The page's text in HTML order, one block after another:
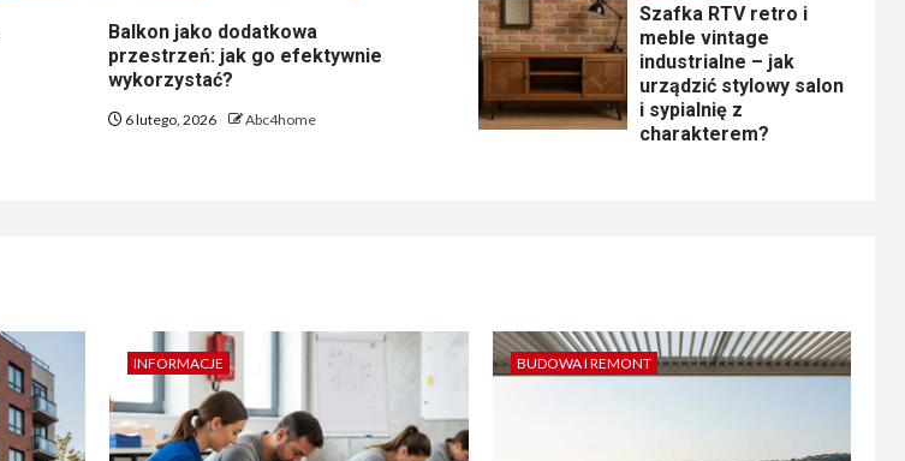
Balkon jako dodatkowa
przestrzeń: jak go efektywnie
wykorzystać?
6 lutego, 2026 Abc4home
Szafka RTV retro i
meble vintage
industrialne – jak
urządzić stylowy salon
i sypialnię z
charakterem?
INFORMACJE BUDOWA I REMONT